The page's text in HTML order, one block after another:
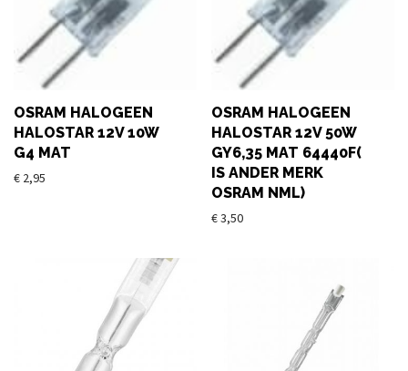
OSRAM HALOGEEN
HALOSTAR 12V 10W
G4 MAT
€ 2,95
OSRAM HALOGEEN
HALOSTAR 12V 50W
GY6,35 MAT 64440F(
IS ANDER MERK
OSRAM NML)
€3,50